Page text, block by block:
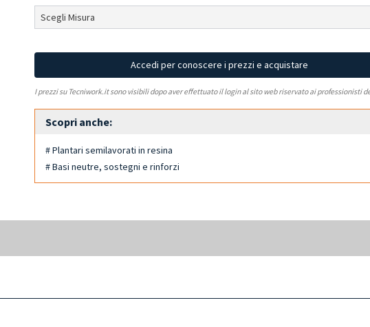
Accedi per conoscere i prezzi e acquistare
I prezzi su Tecniwork.it sono visibili dopo aver effettuato il login al sito web riservato ai professionisti
Scopri anche:
# Plantari semilavorati in resina
# Basi neutre, sostegni e rinforzi